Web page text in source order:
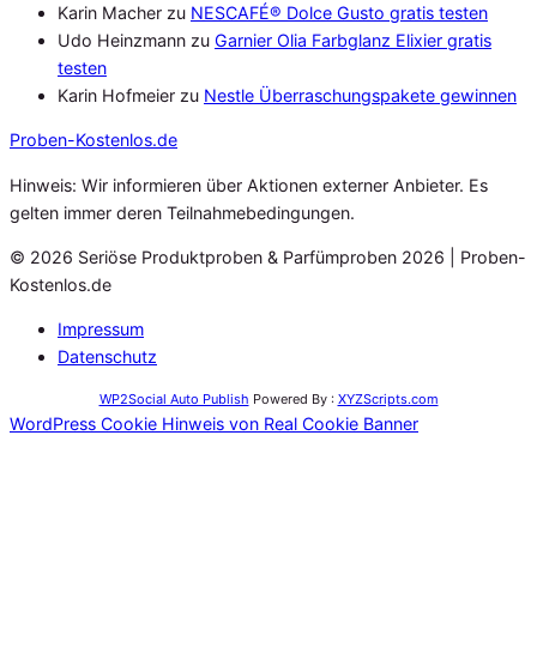
Karin Macher zu NESCAFÉ® Dolce Gusto gratis testen
Udo Heinzmann zu Garnier Olia Farbglanz Elixier gratis
testen
Karin Hofmeier zu Nestle Überraschungspakete gewinnen
Proben-Kostenlos.de
Hinweis: Wir informieren über Aktionen externer Anbieter. Es
gelten immer deren Teilnahmebedingungen.
© 2026 Seriöse Produktproben & Parfümproben 2026 | Proben-
Kostenlos.de
Impressum
Datenschutz
WP2Social Auto Publish Powered By : XYZScripts.com
WordPress Cookie Hinweis von Real Cookie Banner